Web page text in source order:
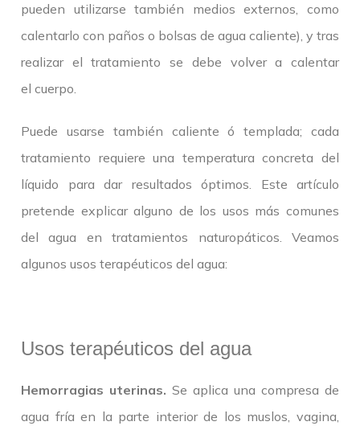
pueden utilizarse también medios externos, como
calentarlo con paños o bolsas de agua caliente), y tras
realizar el tratamiento se debe volver a calentar
el cuerpo.
Puede usarse también caliente ó templada; cada
tratamiento requiere una temperatura concreta del
líquido para dar resultados óptimos. Este artículo
pretende explicar alguno de los usos más comunes
del agua en tratamientos naturopáticos. Veamos
algunos usos terapéuticos del agua:
Usos terapéuticos del agua
Hemorragias uterinas. Se aplica una compresa de
agua fría en la parte interior de los muslos, vagina,